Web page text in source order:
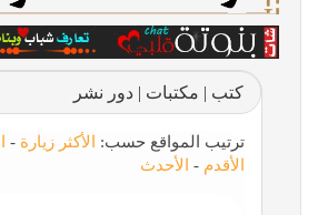
كتب | مكتبات | دور نشر
ترتيب المواقع حسب: الأكثر زيارة -
الأقدم - الأحدث